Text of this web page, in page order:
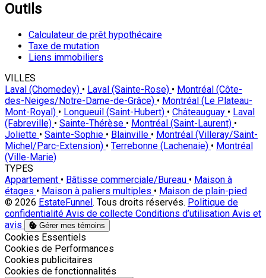
Outils
Calculateur de prêt hypothécaire
Taxe de mutation
Liens immobiliers
VILLES
Laval (Chomedey) • Laval (Sainte-Rose) • Montréal (Côte-
des-Neiges/Notre-Dame-de-Grâce) • Montréal (Le Plateau-
Mont-Royal) • Longueuil (Saint-Hubert) • Châteauguay • Laval
(Fabreville) • Sainte-Thérèse • Montréal (Saint-Laurent) •
Joliette • Sainte-Sophie • Blainville • Montréal (Villeray/Saint-
Michel/Parc-Extension) • Terrebonne (Lachenaie) • Montréal
(Ville-Marie)
TYPES
Appartement • Bâtisse commerciale/Bureau • Maison à
étages • Maison à paliers multiples • Maison de plain-pied
© 2026 EstateFunnel. Tous droits réservés. Politique de
confidentialité Avis de collecte Conditions d’utilisation Avis et
avis
Gérer mes témoins
Activer
Cookies Essentiels
Activer
Cookies de Performances
Activer
Cookies publicitaires
Activer
Cookies de fonctionnalités